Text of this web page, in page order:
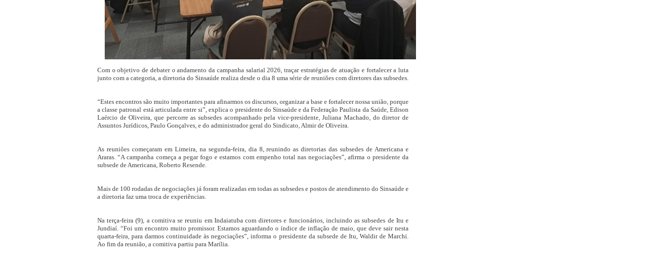
Com o objetivo de debater o andamento da campanha salarial 2026, traçar estratégias de atuação e fortalecer a luta
junto com a categoria, a diretoria do Sinsaúde realiza desde o dia 8 uma série de reuniões com diretores das subsedes.
“Estes encontros são muito importantes para afinarmos os discursos, organizar a base e fortalecer nossa união, porque
a classe patronal está articulada entre si”, explica o presidente do Sinsaúde e da Federação Paulista da Saúde, Edison
Laércio de Oliveira, que percorre as subsedes acompanhado pela vice-presidente, Juliana Machado, do diretor de
Assuntos Jurídicos, Paulo Gonçalves, e do administrador geral do Sindicato, Almir de Oliveira.
As reuniões começaram em Limeira, na segunda-feira, dia 8, reunindo as diretorias das subsedes de Americana e
Araras. “A campanha começa a pegar fogo e estamos com empenho total nas negociações”, afirma o presidente da
subsede de Americana, Roberto Resende.
Mais de 100 rodadas de negociações já foram realizadas em todas as subsedes e postos de atendimento do Sinsaúde e
a diretoria faz uma troca de experiências.
Na terça-feira (9), a comitiva se reuniu em Indaiatuba com diretores e funcionários, incluindo as subsedes de Itu e
Jundiaí. “Foi um encontro muito promissor. Estamos aguardando o índice de inflação de maio, que deve sair nesta
quarta-feira, para darmos continuidade às negociações”, informa o presidente da subsede de Itu, Waldir de Marchi.
Ao fim da reunião, a comitiva partiu para Marília.